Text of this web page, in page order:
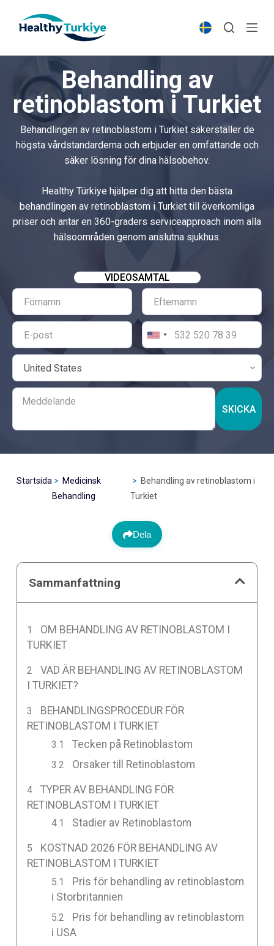
p
Behandling av
retinoblastom i Turkiet
Behandlingen av retinoblastom i Turkiet säkerställer de
högsta vårdstandarderna och erbjuder en omfattande och
säker lösning för dina hälsobehov.
Healthy Türkiye hjälper dig att hitta den bästa
behandlingen av retinoblastom i Turkiet till överkomliga
priser och antar en 360-graders serviceapproach inom alla
hälsoområden genom anslutna sjukhus.
VIDEOSAMTAL
SKICKA
Startsida
Medicinsk
Behandling
Behandling av retinoblastom i
Turkiet
Dela
Sammanfattning
OM BEHANDLING AV RETINOBLASTOM I
TURKIET
VAD ÄR BEHANDLING AV RETINOBLASTOM
I TURKIET?
BEHANDLINGSPROCEDUR FÖR
RETINOBLASTOM I TURKIET
Tecken på Retinoblastom
Orsaker till Retinoblastom
TYPER AV BEHANDLING FÖR
RETINOBLASTOM I TURKIET
Stadier av Retinoblastom
KOSTNAD 2026 FÖR BEHANDLING AV
RETINOBLASTOM I TURKIET
Pris för behandling av retinoblastom
i Storbritannien
Pris för behandling av retinoblastom
i USA